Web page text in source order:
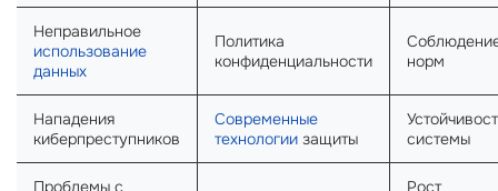
Неправильное
использование
данных
Политика
конфиденциальности
норм
Нападения
киберпреступников
Современные
технологии защиты
системы
Проблемы с
Рост